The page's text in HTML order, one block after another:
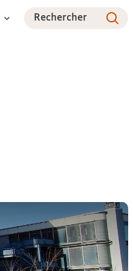
Rechercher